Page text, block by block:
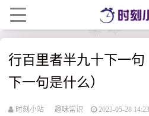
行百里者半九十下一
下一句是什么）
时刻小站 趣味常识 2023-05-28 14:23